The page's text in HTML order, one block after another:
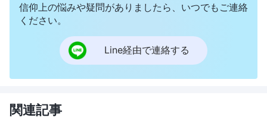
信仰上の悩みや疑問がありましたら、いつでもご連絡
ください。
Line経由で連絡する
関連記事